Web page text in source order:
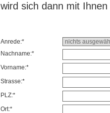
wird sich dann mit
Anrede:*
Nachname:*
Vorname:*
Strasse:*
PLZ:*
Ort:*